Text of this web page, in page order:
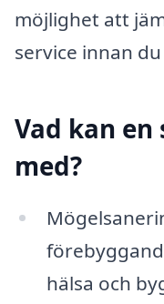
möjlighet att
service innan
Vad kan
med?
hälsa och